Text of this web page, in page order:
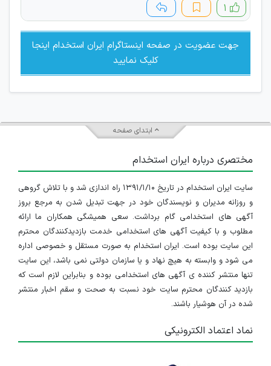
۱
جهت عضویت در صفحه اینستاگرام ایران استخدام اینجا
کلیک نمایید
ابتدای صفحه
مختصری درباره ایران استخدام
سایت ایران استخدام در تاریخ ۱۳۹۱/۱/۱۰ راه اندازی شد و با تلاش گروهی
و روزانه مدیران و نویسندگان خود در جهت تبدیل شدن به مرجع بروز
آگهی های استخدامی گام برداشت. سعی همیشگی همکاران ما ارائه
مطلوب و با کیفیت آگهی های استخدامی خدمت بازدیدکنندگان محترم
این سایت بوده است. ایران استخدام به صورت مستقل و خصوصی اداره
می شود و وابسته به هیچ نهاد و یا سازمان دولتی نمی باشد، این سایت
تنها منتشر کننده ی آگهی های استخدامی بوده و بنابراین لازم است که
بازدید کنندگان محترم سایت خود نسبت به صحت و سقم اخبار منتشر
شده در آن هوشیار باشند.
نماد اعتماد الکترونیکی